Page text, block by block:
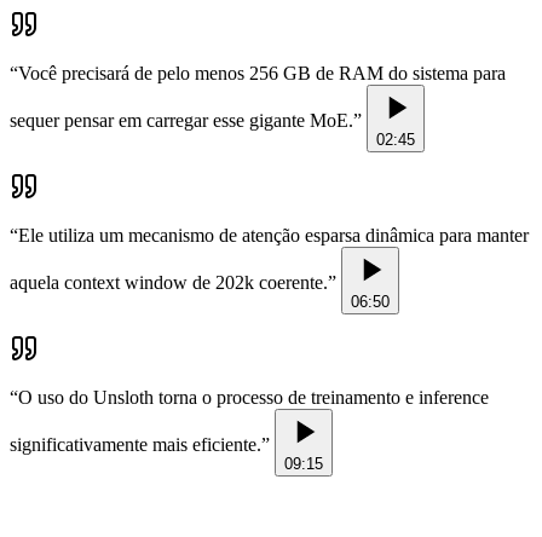
“Você precisará de pelo menos 256 GB de RAM do sistema para
sequer pensar em carregar esse gigante MoE.”
02:45
“Ele utiliza um mecanismo de atenção esparsa dinâmica para manter
aquela context window de 202k coerente.”
06:50
“O uso do Unsloth torna o processo de treinamento e inference
significativamente mais eficiente.”
09:15